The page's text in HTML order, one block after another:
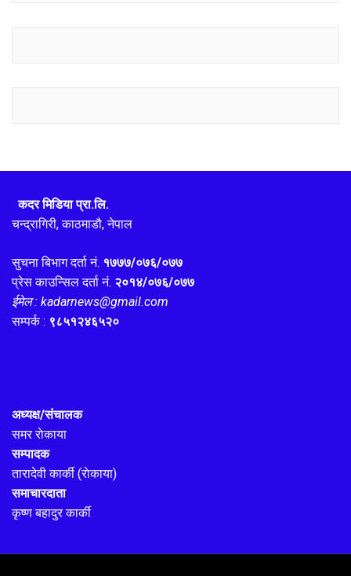
कदर मिडिया प्रा.लि.
चन्द्रागिरी, काठमाडौ, नेपाल
सुचना बिभाग दर्ता नं. १७७७/०७६/०७७
प्रेस काउन्सिल दर्ता नं. २०१४/०७६/०७७
ईमेल : kadarnews@gmail.com
सम्पर्क : ९८५१२४६५२०
अध्यक्ष/संचालक
समर राेकाया
सम्पादक
तारादेवी कार्की (राेकाया)
समाचारदाता
कृष्ण बहादुर कार्की